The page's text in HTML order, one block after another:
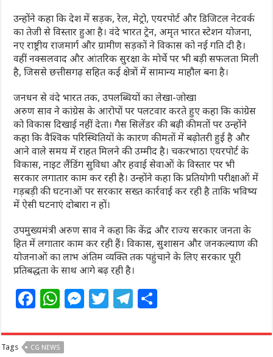
उन्होंने कहा कि देश में सड़क, रेल, मेट्रो, एयरपोर्ट और डिजिटल नेटवर्क
का तेजी से विस्तार हुआ है। वंदे भारत ट्रेन, अमृत भारत स्टेशन योजना,
नए राष्ट्रीय राजमार्ग और ग्रामीण सड़कों ने विकास को नई गति दी है।
वहीं नक्सलवाद और आंतरिक सुरक्षा के मोर्चे पर भी बड़ी सफलता मिली
है, जिससे छत्तीसगढ़ सहित कई क्षेत्रों में सामान्य माहौल बना है।
जनधन से वंदे भारत तक, उपलब्धियों का लेखा-जोखा
अरुण साव ने कांग्रेस के आरोपों पर पलटवार करते हुए कहा कि कांग्रेस
को विकास दिखाई नहीं देता। गैस सिलेंडर की बढ़ी कीमतों पर उन्होंने
कहा कि वैश्विक परिस्थितियों के कारण कीमतों में बढ़ोतरी हुई है और
आने वाले समय में राहत मिलने की उम्मीद है। चकरभाठा एयरपोर्ट के
विकास, नाइट लैंडिंग सुविधा और हवाई सेवाओं के विस्तार पर भी
सरकार लगातार काम कर रही है। उन्होंने कहा कि प्रतियोगी परीक्षाओं में
गड़बड़ी की घटनाओं पर सरकार सख्त कार्रवाई कर रही है ताकि भविष्य
में ऐसी घटनाएं दोबारा न हों।
उपमुख्यमंत्री अरुण साव ने कहा कि केंद्र और राज्य सरकार जनता के
हित में लगातार काम कर रही हैं। विकास, सुशासन और जनकल्याण की
योजनाओं का लाभ अंतिम व्यक्ति तक पहुंचाने के लिए सरकार पूरी
प्रतिबद्धता के साथ आगे बढ़ रही है।
F
c
W
at
M
ss
T
itt
T
e ar
Tags CG NEWS